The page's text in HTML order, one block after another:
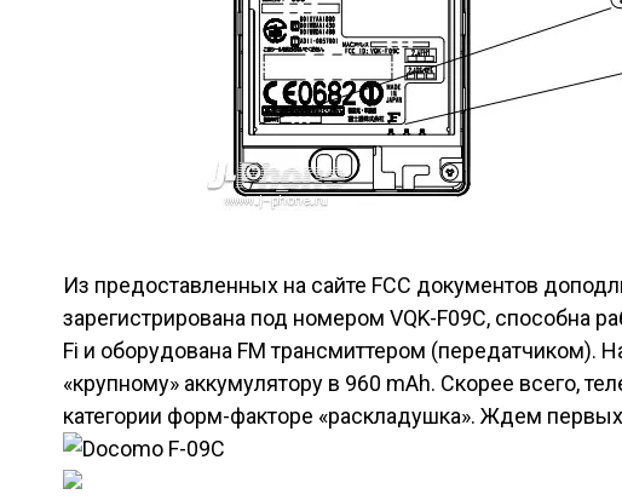
Из предоставленных на сайте FCC документов
зарегистрирована под номером VQK-F09C, способна
Fi и оборудована FM трансмиттером (передатчиком).
«крупному» аккумулятору в 960 mAh. Скорее всего,
категории форм-факторе «раскладушка». Ждем